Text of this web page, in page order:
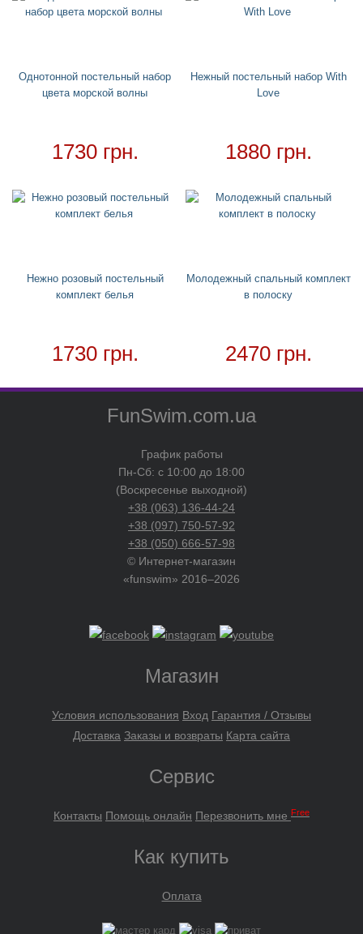
Аксессуары
+
Дождевики
Необычное полотенце
Зонтики
Детские дождевики
Чехол для кондиционера
Однотонной постельный набор
цвета морской волны
1730 грн.
Нежный постельный набор With
Love
1880 грн.
Нежно розовый постельный
комплект белья
1730 грн.
Молодежный спальный комплект
в полоску
2470 грн.
FunSwim.com.ua
График работы
Пн-Сб: с 10:00 до 18:00
(Воскресенье выходной)
+38 (063) 136-44-24
+38 (097) 750-57-92
+38 (050) 666-57-98
© Интернет-магазин
«funswim» 2016–2026
Магазин
Условия использования Вход Гарантия / Отзывы
Доставка Заказы и возвраты Карта сайта
Сервис
Контакты Помощь онлайн Перезвонить мне Free
Как купить
Оплата